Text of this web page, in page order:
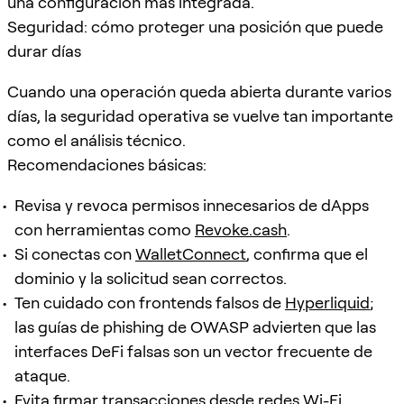
Seguridad: cómo proteger una posición que puede
durar días
Cuando una operación queda abierta durante varios
días, la seguridad operativa se vuelve tan importante
como el análisis técnico.
Recomendaciones básicas:
Revisa y revoca permisos innecesarios de dApps
con herramientas como Revoke.cash.
Si conectas conWalletConnect, confirma que el
dominio y la solicitud sean correctos.
Ten cuidado con frontends falsos de Hyperliquid;
las guías de phishing de OWASP advierten que las
interfaces DeFi falsas son un vector frecuente de
ataque.
Evita firmar transacciones desde redes Wi-Fi